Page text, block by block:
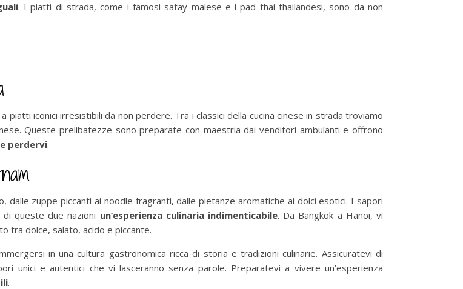
. I piatti di strada, come i famosi satay malese e i pad thai thailandesi, sono da non
piatti iconici irresistibili da non perdere. Tra i classici della cucina cinese in strada troviamo
Queste prelibatezze sono preparate con maestria dai venditori ambulanti e offrono
perdervi.
dalle zuppe piccanti ai noodle fragranti, dalle pietanze aromatiche ai dolci esotici. I sapori
queste due nazioni un’esperienza culinaria indimenticabile. Da Bangkok a Hanoi, vi
tra dolce, salato, acido e piccante.
in una cultura gastronomica ricca di storia e tradizioni culinarie. Assicuratevi di
unici e autentici che vi lasceranno senza parole. Preparatevi a vivere un’esperienza
.